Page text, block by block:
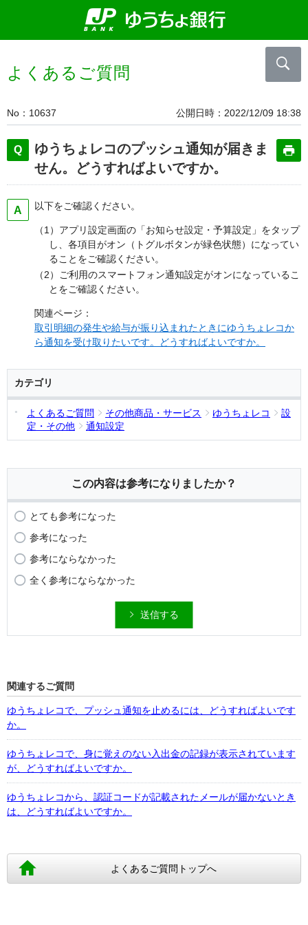
よくあるご質問
No 10637 公開日時 2022/12/09 18:38
ゆうちょレコのプッシュ通知が届きま
せん。どうすればよいですか。
以下をご確認ください。
（1）アプリ設定画面の「お知らせ設定・予算設定」をタップ
し、各項目がオン（トグルボタンが緑色状態）になってい
ることをご確認ください。
（2）ご利用のスマートフォン通知設定がオンになっているこ
とをご確認ください。
関連ページ：
取引明細の発生や給与が振り込まれたときにゆうちょレコか
ら通知を受け取りたいです。どうすればよいですか。
カテゴリ
よくあるご質問 その他商品・サービス ゆうちょレコ
設
定・その他
通知設定
この内容は参考になりましたか？
とても参考になった
参考になった
参考にならなかった
全く参考にならなかった
送信する
関連するご質問
ゆうちょレコで、プッシュ通知を止めるには、どうすればよいです
か。
ゆうちょレコで、身に覚えのない入出金の記録が表示されています
が、どうすればよいですか。
ゆうちょレコから、認証コードが記載されたメールが届かないとき
は、どうすればよいですか。
よくあるご質問トップへ